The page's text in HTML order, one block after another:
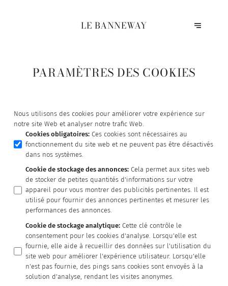
LE BANNEWAY
PARAMÈTRES DES COOKIES
Nous utilisons des cookies pour améliorer votre expérience sur
notre site Web et analyser notre trafic Web.
Cookies obligatoires: Ces cookies sont nécessaires au
fonctionnement du site web et ne peuvent pas être désactivés
dans nos systèmes.
Cookie de stockage des annonces: Cela permet aux sites web
de stocker de petites quantités d'informations sur votre
appareil pour vous montrer des publicités pertinentes. Il est
utilisé pour fournir des annonces pertinentes et mesurer les
performances des annonces.
Cookie de stockage analytique: Cette clé contrôle le
consentement pour les cookies d'analyse. Lorsqu'elle est
fournie, elle aide à recueillir des données sur l'utilisation du
site web pour améliorer l'expérience utilisateur. Lorsqu'elle
n'est pas fournie, des pings sans cookies sont envoyés à la
solution d'analyse, rendant les visites anonymes.